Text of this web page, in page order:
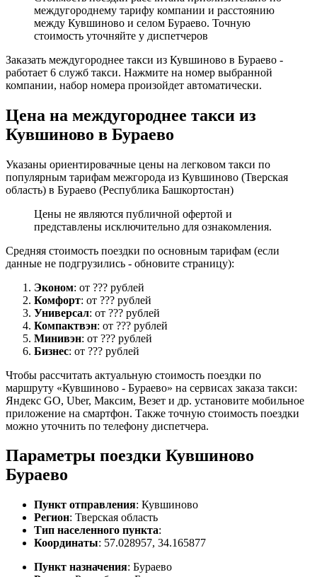
междугороднему тарифу компании и расстоянию
между Кувшиново и селом Бураево. Точную
стоимость уточняйте у диспетчеров
Заказать междугороднее такси из Кувшиново в Бураево -
работает 6 служб такси. Нажмите на номер выбранной
компании, набор номера произойдет автоматически.
Цена на междугороднее такси из
Кувшиново в Бураево
Указаны ориентировачные цены на легковом такси по
популярным тарифам межгорода из Кувшиново (Тверская
область) в Бураево (Республика Башкортостан)
Цены не являются публичной офертой и
представлены исключительно для ознакомления.
Средняя стоимость поездки по основным тарифам (если
данные не подгрузились - обновите страницу):
Эконом: от ??? рублей
Комфорт: от ??? рублей
Универсал: от ??? рублей
Компактвэн: от ??? рублей
Минивэн: от ??? рублей
Бизнес: от ??? рублей
Чтобы рассчитать актуальную стоимость поездки по
маршруту «Кувшиново - Бураево» на сервисах заказа такси:
Яндекс GO, Uber, Максим, Везет и др. установите мобильное
приложение на смартфон. Также точную стоимость поездки
можно уточнить по телефону диспетчера.
Параметры поездки Кувшиново
Бураево
Пункт отправления: Кувшиново
Регион: Тверская область
Тип населенного пункта:
Координаты: 57.028957, 34.165877
Пункт назначения: Бураево